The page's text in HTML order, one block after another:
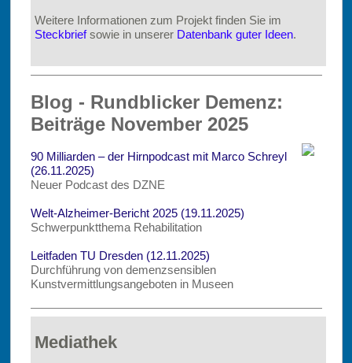
Weitere Informationen zum Projekt finden Sie im
Steckbriefsowie in unserer Datenbank guter Ideen.
Blog - Rundblicker Demenz:
Beiträge November 2025
90 Milliarden – der Hirnpodcast mit Marco Schreyl
(26.11.2025)
Neuer Podcast des DZNE
Welt-Alzheimer-Bericht 2025 (19.11.2025)
Schwerpunktthema Rehabilitation
Leitfaden TU Dresden (12.11.2025)
Durchführung von demenzsensiblen
Kunstvermittlungsangeboten in Museen
Mediathek